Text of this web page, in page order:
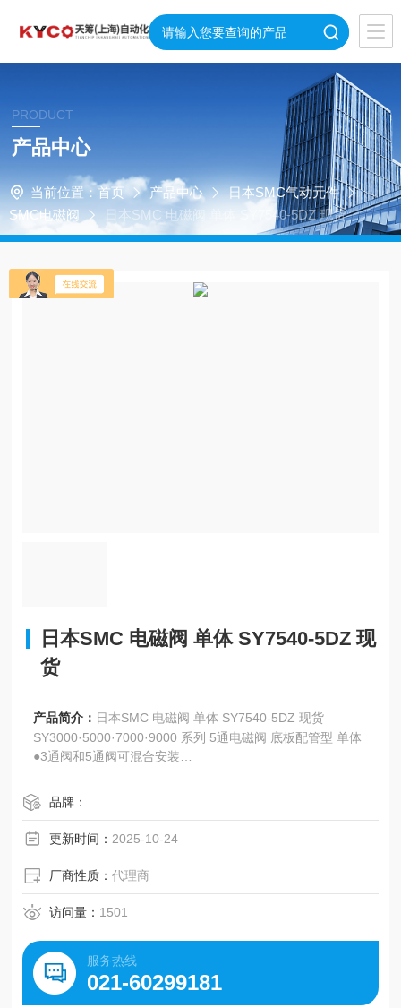
PRODUCT
产品中心
当前位置： 首页 产品中心
日本SMC气动元件
SMC电磁阀
日本SMC 电磁阀 单体 SY7540-5DZ 现货
日本SMC 电磁阀 单体 SY7540-5DZ 现
货
产品简介： 日本SMC 电磁阀 单体 SY7540-5DZ 现货
SY3000·5000·7000·9000 系列 5通电磁阀 底板配管型 单体
●3通阀和5通阀可混合安装
●集装式可选项众多，例如：铝阀体，DIN导轨，组合式集装
式
●集装式型号: SS5Y3，SS5Y5，SS5Y7，SS5Y9
品牌：
更新时间： 2025-10-24
厂商性质：代理商
访问量： 1501
服务热线
021-60299181